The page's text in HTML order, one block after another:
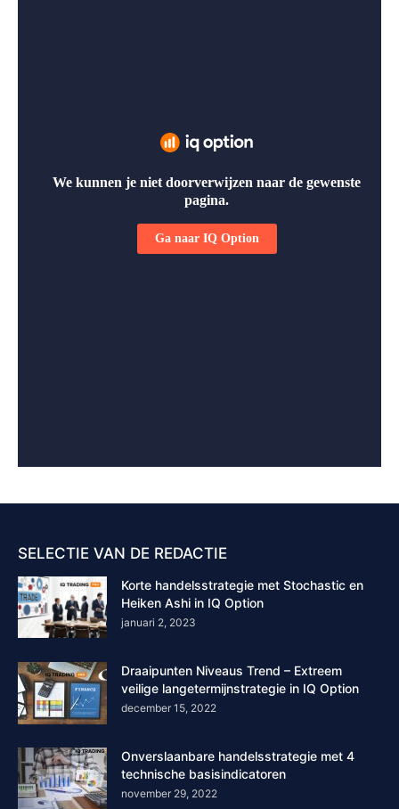
SELECTIE VAN DE REDACTIE
Korte handelsstrategie met Stochastic en
Heiken Ashi in IQ Option
januari 2, 2023
Draaipunten Niveaus Trend – Extreem
veilige langetermijnstrategie in IQ Option
december 15, 2022
Onverslaanbare handelsstrategie met 4
technische basisindicatoren
november 29, 2022